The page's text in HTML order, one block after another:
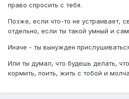
право спросить с тебя.
Позже, если что-то не устраивает,
отдельно, если ты такой умный и
Иначе - ты вынужден
Или ты думал, что будешь делать,
кормить, поить, жить с тобой и